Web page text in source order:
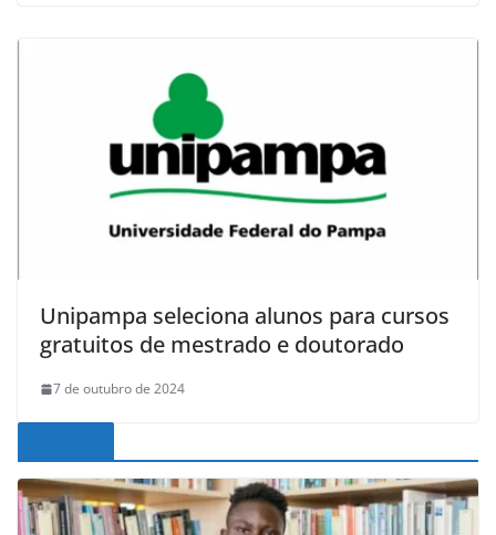
Unipampa seleciona alunos para cursos
gratuitos de mestrado e doutorado
7 de outubro de 2024